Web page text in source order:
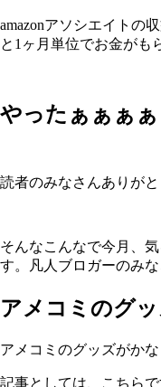
amazonアソシエイトの
と1ヶ月単位でお金がも
やったぁぁぁぁ
読者のみなさんありがと
そんなこんなで今月、
す。凡人ブロガーのみ
アメコミのグッ
アメコミのグッズがかな
記事としては、こちらで